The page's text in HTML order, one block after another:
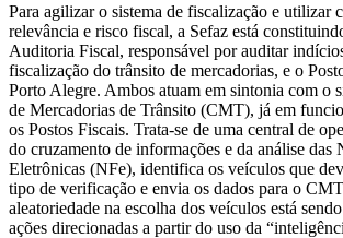
Para agilizar o sistema de fiscalização e utilizar
relevância e risco fiscal, a Sefaz está
Auditoria Fiscal, responsável por auditar
fiscalização do trânsito de mercadorias, e o
Porto Alegre. Ambos atuam em sintonia com o
de Mercadorias de Trânsito (CMT), já em
os Postos Fiscais. Trata-se de uma central de
do cruzamento de informações e da análise das
Eletrônicas (NFe), identifica os veículos que
tipo de verificação e envia os dados para o
aleatoriedade na escolha dos veículos está
ações direcionadas a partir do uso da